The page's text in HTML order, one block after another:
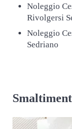
Noleggio
Rivolgersi
Noleggio
Sedriano